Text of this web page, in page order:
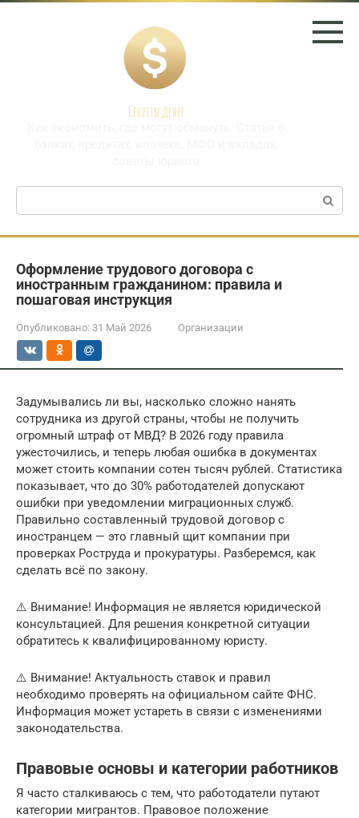
Перейти
Секреты денег
Поиск:
Оформление трудового договора с
иностранным гражданином: правила и
пошаговая инструкция
Опубликовано: 31 Май 2026 Организации
Задумывались ли вы, насколько сложно нанять
сотрудника из другой страны, чтобы не получить
огромный штраф от МВД? В 2026 году правила
ужесточились, и теперь любая ошибка в документах
может стоить компании сотен тысяч рублей. Статистика
показывает, что до 30% работодателей допускают
ошибки при уведомлении миграционных служб.
Правильно составленный трудовой договор с
иностранцем — это главный щит компании при
проверках Роструда и прокуратуры. Разберемся, как
сделать всё по закону.
⚠️ Внимание! Информация не является юридической
консультацией. Для решения конкретной ситуации
обратитесь к квалифицированному юристу.
⚠️ Внимание! Актуальность ставок и правил
необходимо проверять на официальном сайте ФНС.
Информация может устареть в связи с изменениями
законодательства.
Правовые основы и категории работников
Я часто сталкиваюсь с тем, что работодатели путают
категории мигрантов. Правовое положение